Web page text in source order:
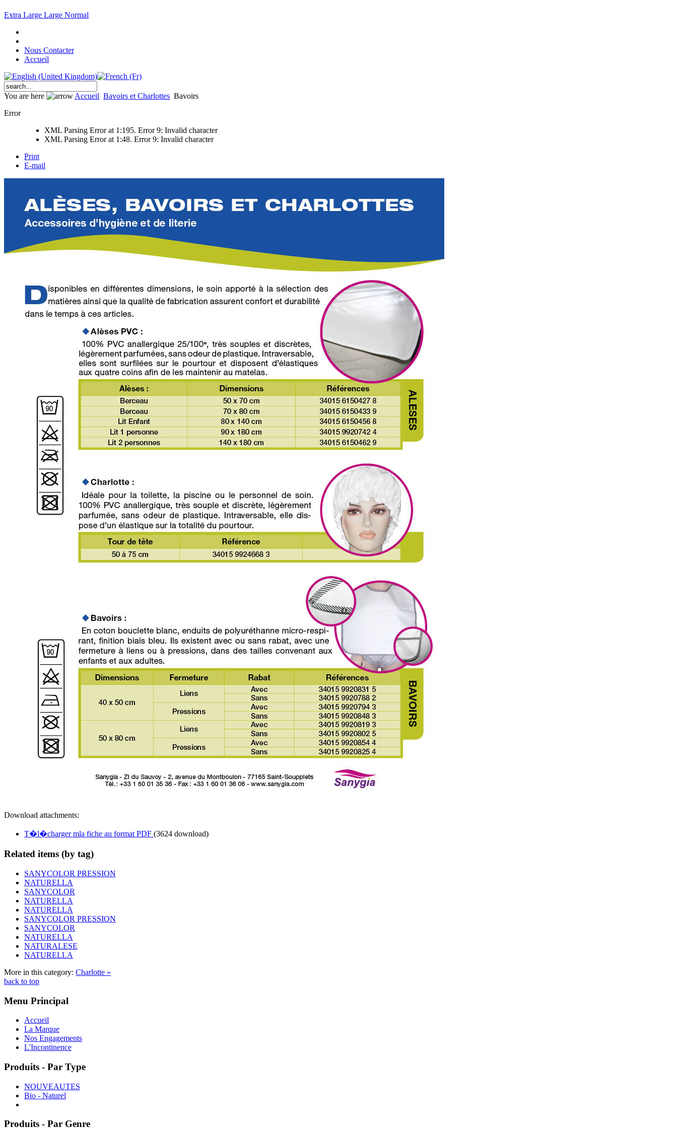
Extra Large Large Normal
Nous Contacter
Accueil
You are here Accueil Bavoirs et Charlottes Bavoirs
Error
XML Parsing Error at 1:195. Error 9: Invalid character
XML Parsing Error at 1:48. Error 9: Invalid character
Print
E-mail
Download attachments:
T�l�charger mla fiche au format PDF (3624 download)
Related items (by tag)
SANYCOLOR PRESSION
NATURELLA
SANYCOLOR
NATURELLA
NATURELLA
SANYCOLOR PRESSION
SANYCOLOR
NATURELLA
NATURALESE
NATURELLA
More in this category: Charlotte »
back to top
Menu Principal
Accueil
La Marque
Nos Engagements
L'Incontinence
Produits - Par Type
NOUVEAUTES
Bio - Naturel
Produits - Par Genre